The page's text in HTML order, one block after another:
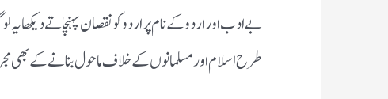
بے ادب اور اردو کے نام پر اردو کو نقصان پہنچاتے دیکھا
طرح اسلام اور مسلمانوں کے خلاف ماحول بنانے کے بھی